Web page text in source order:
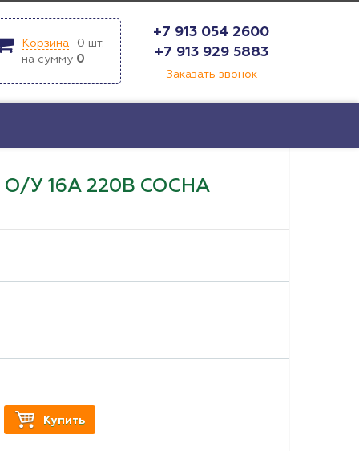
Корзина 0 шт.
на сумму 0
+7 913 054 2600
+7 913 929 5883
Заказать звонок
У 16А 220В СОСНА
Купить